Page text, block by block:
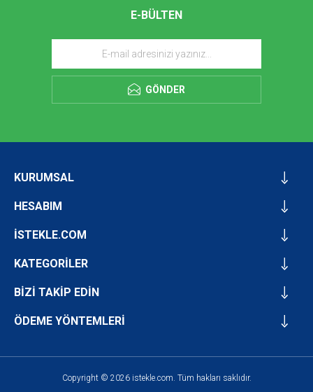
E-BÜLTEN
GÖNDER
KURUMSAL
HESABIM
İSTEKLE.COM
KATEGORİLER
BİZİ TAKİP EDİN
ÖDEME YÖNTEMLERİ
Copyright © 2026 istekle.com. Tüm hakları saklıdır.